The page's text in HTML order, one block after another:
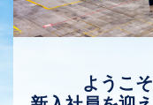
ようこ